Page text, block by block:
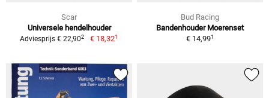
Scar
Universele hendelhouder
Adviesprijs € 22,902 € 18,321
Bud Racing
Bandenhouder Moerenset
€ 14,991